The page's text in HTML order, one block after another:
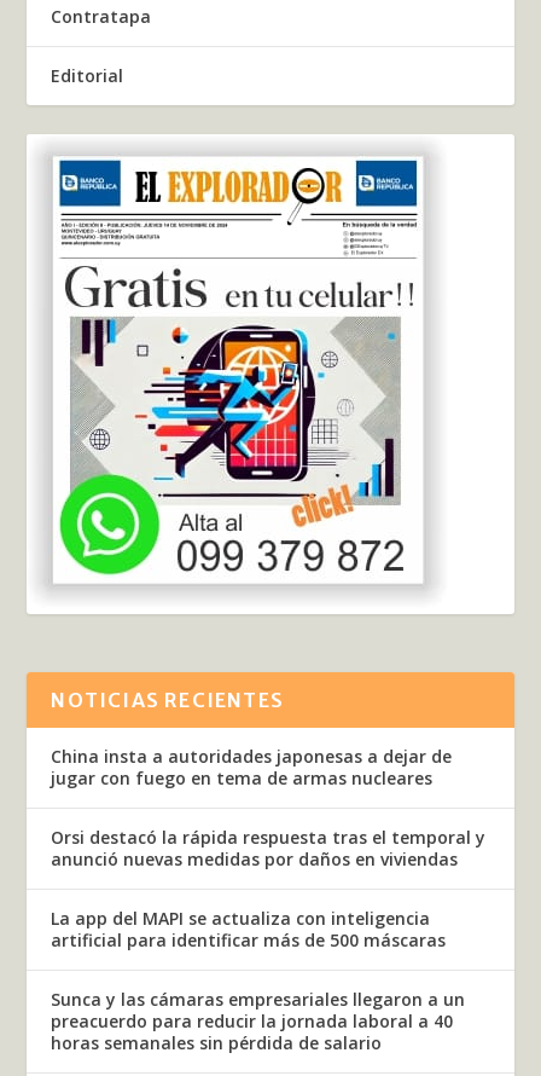
Contratapa
Editorial
NOTICIAS RECIENTES
China insta a autoridades japonesas a dejar de
jugar con fuego en tema de armas nucleares
Orsi destacó la rápida respuesta tras el temporal y
anunció nuevas medidas por daños en viviendas
La app del MAPI se actualiza con inteligencia
artificial para identificar más de 500 máscaras
Sunca y las cámaras empresariales llegaron a un
preacuerdo para reducir la jornada laboral a 40
horas semanales sin pérdida de salario